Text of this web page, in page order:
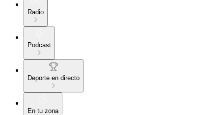
Radio
Podcast
Deporte en directo
En tu zona